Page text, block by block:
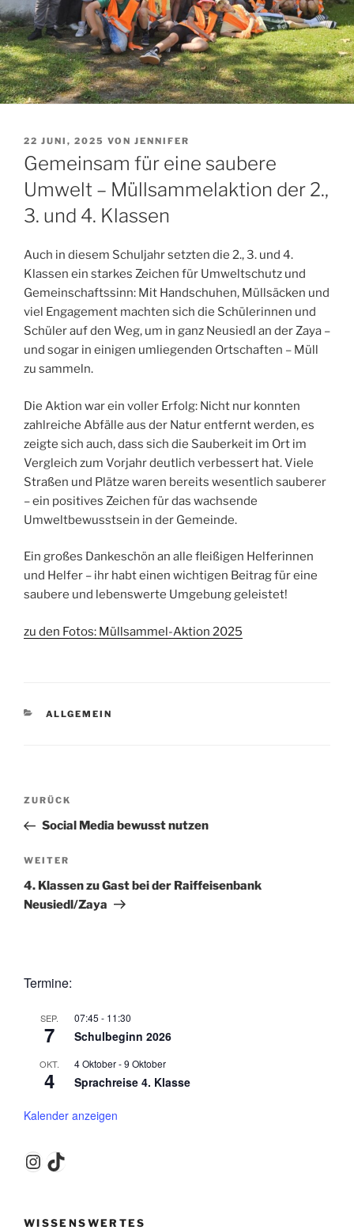
VERÖFFENTLICHT
AM
22 JUNI, 2025 VON JENNIFER
Gemeinsam für eine saubere
Umwelt – Müllsammelaktion der 2.,
3. und 4. Klassen
Auch in diesem Schuljahr setzten die 2., 3. und 4.
Klassen ein starkes Zeichen für Umweltschutz und
Gemeinschaftssinn: Mit Handschuhen, Müllsäcken und
viel Engagement machten sich die Schülerinnen und
Schüler auf den Weg, um in ganz Neusiedl an der Zaya –
und sogar in einigen umliegenden Ortschaften – Müll
zu sammeln.
Die Aktion war ein voller Erfolg: Nicht nur konnten
zahlreiche Abfälle aus der Natur entfernt werden, es
zeigte sich auch, dass sich die Sauberkeit im Ort im
Vergleich zum Vorjahr deutlich verbessert hat. Viele
Straßen und Plätze waren bereits wesentlich sauberer
– ein positives Zeichen für das wachsende
Umweltbewusstsein in der Gemeinde.
Ein großes Dankeschön an alle fleißigen Helferinnen
und Helfer – ihr habt einen wichtigen Beitrag für eine
saubere und lebenswerte Umgebung geleistet!
zu den Fotos: Müllsammel-Aktion 2025
KATEGORIEN
ALLGEMEIN
Beitragsnavigation
Vorheriger
Beitrag
ZURÜCK
Social Media bewusst nutzen
Nächster
Beitrag
WEITER
4. Klassen zu Gast bei der Raiffeisenbank
Neusiedl/Zaya
Termine:
SEP.
7
07:45 - 11:30
Schulbeginn 2026
OKT.
4
4 Oktober-9 Oktober
Sprachreise 4. Klasse
Kalender anzeigen
Instagram
TikTok
WISSENSWERTES